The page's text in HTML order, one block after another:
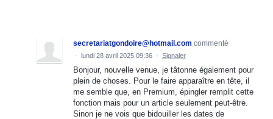
secretariatgondoire@hotmail.com commenté
· lundi 28 avril 2025 09:36 · Signaler
Bonjour, nouvelle venue, je tâtonne également pour
plein de choses. Pour le faire apparaître en tête, il
me semble que, en Premium, épingler remplit cette
fonction mais pour un article seulement peut-être.
Sinon je ne vois que bidouiller les dates de